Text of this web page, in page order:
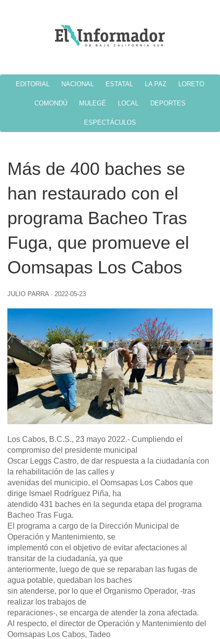
EDITORIAL NACIONAL ESTATAL LA PAZ LORETO
COMONDÚ MULEGÉ LOCAL DEPORTES
ESPECTÁCULOS
Más de 400 baches se
han restaurado con el
programa Bacheo Tras
Fuga, que promueve el
Oomsapas Los Cabos
JULIO PARRA · 2022-05-23
Los Cabos, B.C.S., 23 mayo 2022.- Cumpliendo el
compromiso del presidente municipal
Oscar Leggs Castro, de dar respuesta a la ciudadanía con
la rehabilitación de las calles y
avenidas del municipio, el Oomsapas Los Cabos que
dirige Ismael Rodríguez Piña, ha
atendido 431 baches en la segunda etapa del programa
Bacheo Tras Fuga.
El programa a cargo de la Dirección Municipal de
Operación y Mantenimiento, se
implementó con el objetivo de evitar afectaciones al
transitar de la ciudadanía, ya que
anteriormente, luego de que se reparaban las fugas de
agua potable, quedaban los baches
sin atenderse, por lo que el Organismo Operador, -tras
realizar los trabajos de
reparaciones-, se encarga de atender la zona afectada.
Al respecto, el director de Operación y Mantenimiento del
Oomsapas Los Cabos, Tadeo